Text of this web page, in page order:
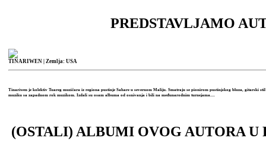
PREDSTAVLJAMO
TINARIWEN | Zemlja: USA
Tinariwen je kolektiv Tuareg muzičara iz regiona pustinje Sahare u severnom Maliju. Smatraju se pionirom pustinjskog bluza, gitarski
muziku sa zapadnom rok muzikom. Izdali su osam albuma od osnivanja i bili na međunarodnim turnejama....
(OSTALI) ALBUMI OVOG AUTORA U